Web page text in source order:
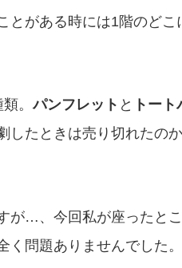
とがある時には1階のど
類。パンフレット と トー
したときは売り切れたの
が…、今回私が座ったと
く問題ありませんでした